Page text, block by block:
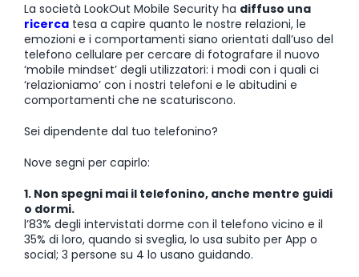
La società LookOut Mobile Security ha diffuso una
ricerca tesa a capire quanto le nostre relazioni, le
emozioni e i comportamenti siano orientati dall’uso del
telefono cellulare per cercare di fotografare il nuovo
‘mobile mindset’ degli utilizzatori: i modi con i quali ci
‘relazioniamo’ con i nostri telefoni e le abitudini e
comportamenti che ne scaturiscono.
Sei dipendente dal tuo telefonino?
Nove segni per capirlo:
1. Non spegni mai il telefonino, anche mentre guidi
o dormi.
l’83% degli intervistati dorme con il telefono vicino e il
35% di loro, quando si sveglia, lo usa subito per App o
social; 3 persone su 4 lo usano guidando.